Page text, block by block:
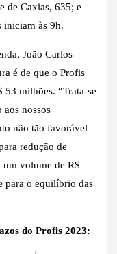
de Caxias, 635; e
iniciam às 9h.
João Carlos
é de que o Profis
53 milhões. “Trata-se
nossos
não tão favorável
redução de
um volume de R$
para o equilíbrio das
do Profis 2023: